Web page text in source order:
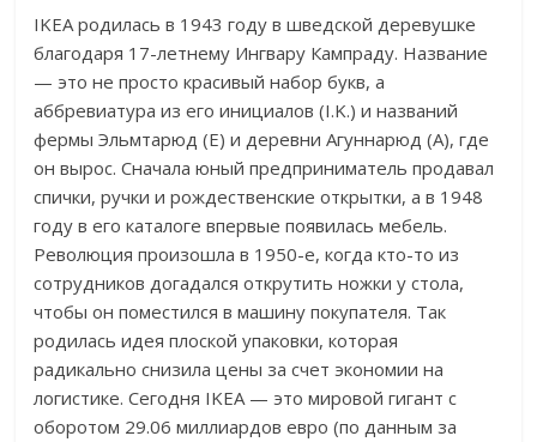
IKEA родилась в 1943 году в шведской деревушке
благодаря 17-летнему Ингвару Кампраду. Название
— это не просто красивый набор букв, а
аббревиатура из его инициалов (I.K.) и названий
фермы Эльмтарюд (E) и деревни Агуннарюд (A), где
он вырос. Сначала юный предприниматель продавал
спички, ручки и рождественские открытки, а в 1948
году в его каталоге впервые появилась мебель.
Революция произошла в 1950-е, когда кто-то из
сотрудников догадался открутить ножки у стола,
чтобы он поместился в машину покупателя. Так
родилась идея плоской упаковки, которая
радикально снизила цены за счет экономии на
логистике. Сегодня IKEA — это мировой гигант с
оборотом 29.06 миллиардов евро (по данным за